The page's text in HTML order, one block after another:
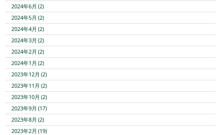
2024年6月 (2)
2024年5月 (2)
2024年4月 (2)
2024年3月 (2)
2024年2月 (2)
2024年1月 (2)
2023年12月 (2)
2023年11月 (2)
2023年10月 (2)
2023年9月 (17)
2023年8月 (2)
2023年2月 (19)